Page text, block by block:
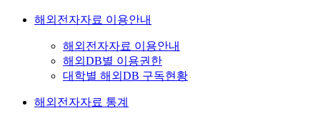
해외전자자료 이용안내
해외전자자료 이용안내
해외DB별 이용권한
대학별 해외DB 구독현황
해외전자자료 통계